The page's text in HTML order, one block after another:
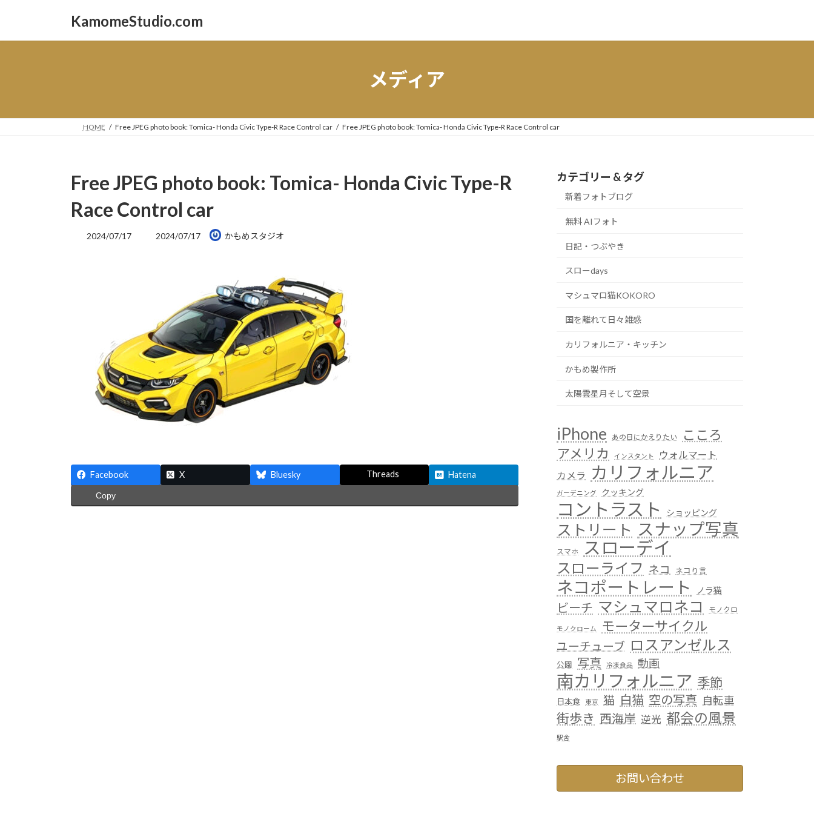
KamomeStudio.com
メディア
HOME Free JPEG photo book: Tomica- Honda Civic Type-R Race Control car Free JPEG photo book: Tomica- Honda Civic Type-R Race Control car
Free JPEG photo book: Tomica- Honda Civic Type-R
Race Control car
2024/07/17
最
2024/07/17 かもめスタジオ
Facebook X Bluesky Threads Hatena
Copy
カテゴリー & タグ
新着フォトブログ
無料 AIフォト
日記・つぶやき
スローdays
マシュマロ猫KOKORO
国を離れて日々雑感
カリフォルニア・キッチン
かもめ製作所
太陽雲星月そして空景
iPhone あの日にかえりたい
こころ
アメリカ
インスタント
ウォルマート
カメラ
カリフォルニア
ガーデニング クッキング
コントラスト ショッピング
ストリート スナップ写真
スマホ スローデイ
スローライフ ネコ ネコり言
ネコポートレート ノラ猫
ビーチ マシュマロネコ モノクロ
モノクローム モーターサイクル
ユーチューブ ロスアンゼルス
公園 写真 冷凍食品 動画
南カリフォルニア 季節
日本食 東京 猫 白猫 空の写真 自転車
街歩き 西海岸 逆光 都会の風景
駅舎
お問い合わせ